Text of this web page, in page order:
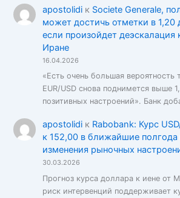
apostolidiк Societe Generale,
может достичь отметки в 1,20
если произойдет деэскалация
Иране
16.04.2026
«Есть очень большая вероятность
EUR/USD снова поднимется выше
позитивных настроений». Банк
apostolidiк Rabobank: Курс
к 152,00 в ближайшие полгода
изменения рыночных
30.03.2026
Прогноз курса доллара к иене от
риск интервенций поддерживает